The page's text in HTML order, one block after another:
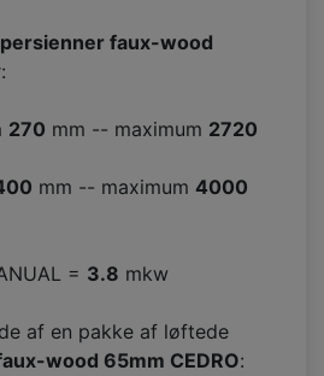
persienner faux-wood
270 mm -- maximum 2720
mm -- maximum 4000
= 3.8 mkw
af en pakke af løftede
wood 65mm CEDRO: